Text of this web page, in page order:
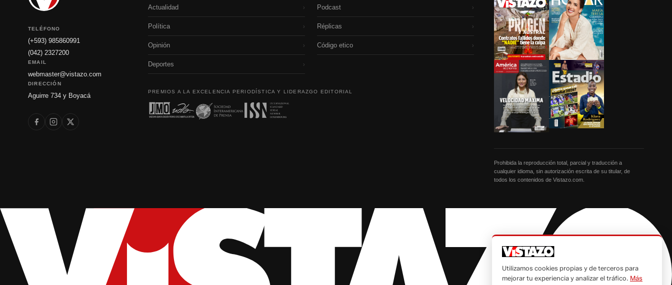
TELÉFONO
(+593) 985860991
(042) 2327200
EMAIL
webmaster@vistazo.com
DIRECCIÓN
Aguirre 734 y Boyacá
Actualidad ›
Política ›
Opinión ›
Deportes ›
Podcast ›
Réplicas ›
Código etico ›
PREMIOS A LA EXCELENCIA PERIODÍSTICA Y LIDERAZGO EDITORIAL
Prohibida la reproducción total, parcial y traducción a
cualquier idioma, sin autorización escrita de su titular, de
todos los contenidos de Vistazo.com.
Utilizamos cookies propias y de terceros para
mejorar tu experiencia y analizar el tráfico. Más